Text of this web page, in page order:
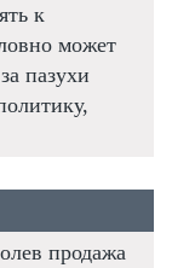
к
может
пазухи
продажа